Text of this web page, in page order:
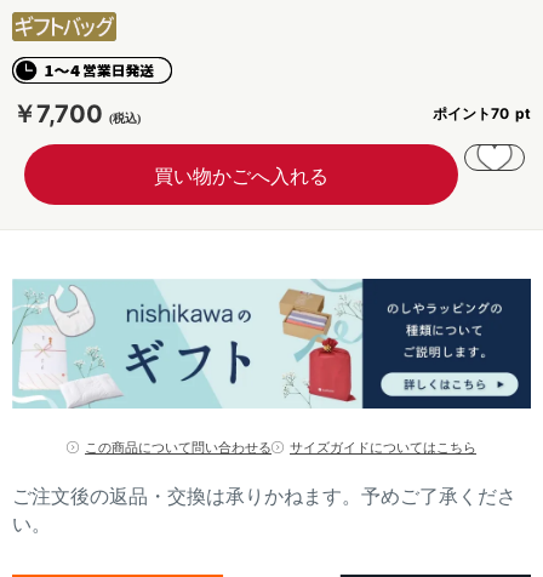
￥7,700 ポイント70
この商品について問い合わせる サイズガイドについてはこちら
ご注文後の返品・交換は承りかねます。予めご了承くださ
い。